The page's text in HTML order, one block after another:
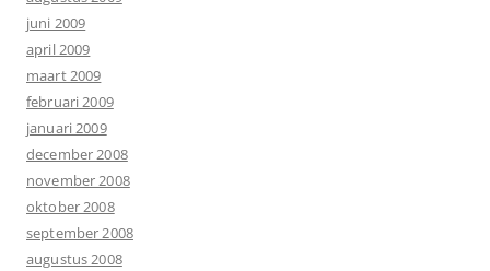
juni 2009
april 2009
maart 2009
februari 2009
januari 2009
december 2008
november 2008
oktober 2008
september 2008
augustus 2008